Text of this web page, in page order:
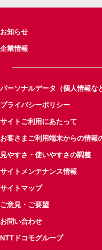
お知らせ
企業情報
パーソナルデータ（個人情報な
プライバシーポリシー
サイトご利用にあたって
お客さまご利用端末からの情報
見やすさ・使いやすさの調整
サイトメンテナンス情報
サイトマップ
ご意見・ご要望
お問い合わせ
NTTドコモグループ